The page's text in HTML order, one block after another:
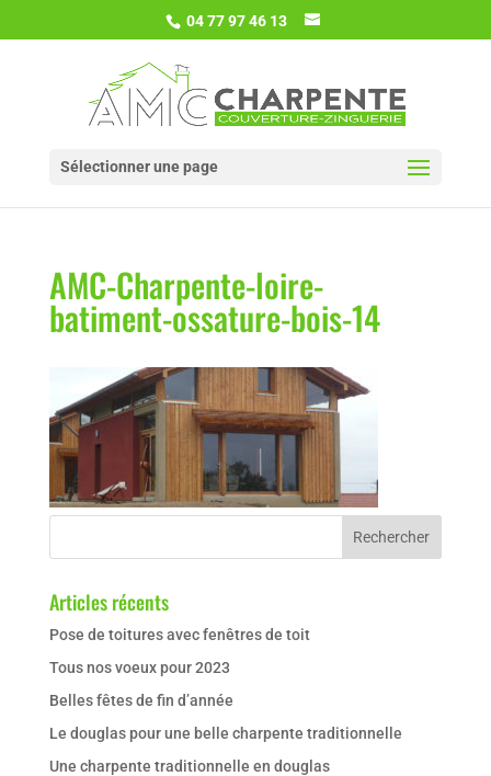
04 77 97 46 13
Sélectionner une page
AMC-Charpente-loire-
batiment-ossature-bois-14
Articles récents
Pose de toitures avec fenêtres de toit
Tous nos voeux pour 2023
Belles fêtes de fin d’année
Le douglas pour une belle charpente traditionnelle
Une charpente traditionnelle en douglas